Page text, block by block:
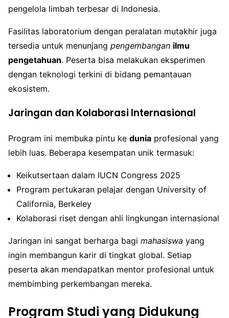
pengelola limbah terbesar di Indonesia.
Fasilitas laboratorium dengan peralatan mutakhir juga
tersedia untuk menunjang pengembangan ilmu
pengetahuan. Peserta bisa melakukan eksperimen
dengan teknologi terkini di bidang pemantauan
ekosistem.
Jaringan dan Kolaborasi Internasional
Program ini membuka pintu ke dunia profesional yang
lebih luas. Beberapa kesempatan unik termasuk:
Keikutsertaan dalam IUCN Congress 2025
Program pertukaran pelajar dengan University of
California, Berkeley
Kolaborasi riset dengan ahli lingkungan internasional
Jaringan ini sangat berharga bagi mahasiswa yang
ingin membangun karir di tingkat global. Setiap
peserta akan mendapatkan mentor profesional untuk
membimbing perkembangan mereka.
Program Studi yang Didukung